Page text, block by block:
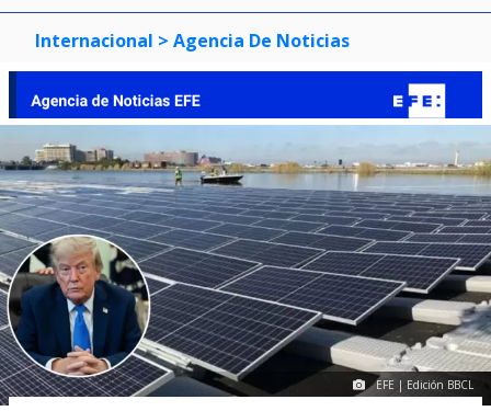
Internacional > Agencia De Noticias
EFE | Edición BBCL